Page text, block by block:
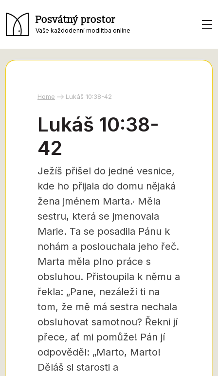
Posvátný prostor
Vaše každodenní modlitba online
Home Lukáš 10:38-42
Lukáš 10:38-
42
Ježíš přišel do jedné vesnice,
kde ho přijala do domu nějaká
žena jménem Marta. Měla
sestru, která se jmenovala
Marie. Ta se posadila Pánu k
nohám a poslouchala jeho řeč.
Marta měla plno práce s
obsluhou. Přistoupila k němu a
řekla: „Pane, nezáleží ti na
tom, že mě má sestra nechala
obsluhovat samotnou? Řekni jí
přece, ať mi pomůže! Pán jí
odpověděl: „Marto, Marto!
Děláš si starosti a